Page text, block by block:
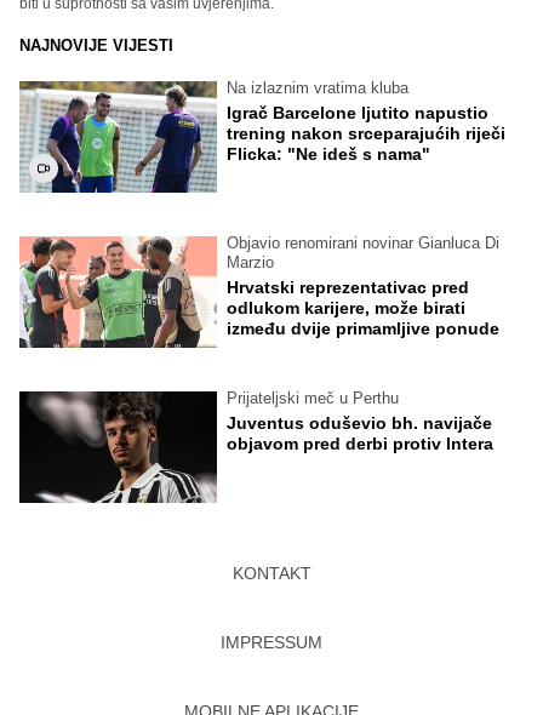
biti u suprotnosti sa vašim uvjerenjima.
NAJNOVIJE VIJESTI
Na izlaznim vratima kluba
Igrač Barcelone ljutito napustio
trening nakon srceparajućih riječi
Flicka: "Ne ideš s nama"
Objavio renomirani novinar Gianluca Di
Marzio
Hrvatski reprezentativac pred
odlukom karijere, može birati
između dvije primamljive ponude
Prijateljski meč u Perthu
Juventus oduševio bh. navijače
objavom pred derbi protiv Intera
KONTAKT
IMPRESSUM